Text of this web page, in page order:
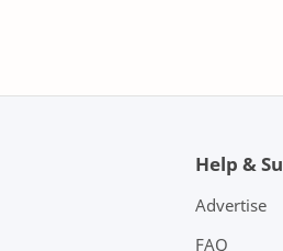
Help &
Advertise
FAQ